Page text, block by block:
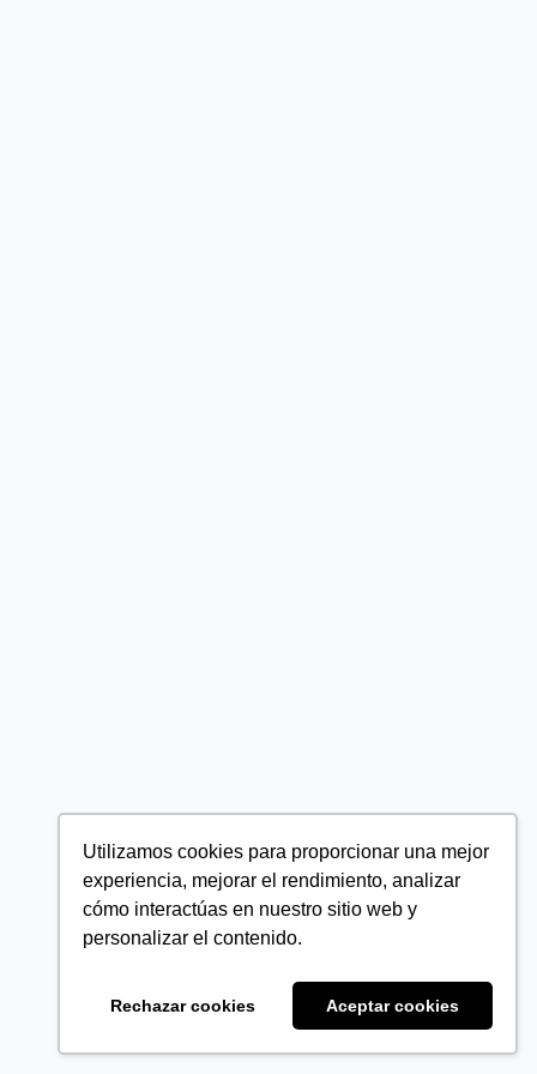
Utilizamos cookies para proporcionar una mejor
experiencia, mejorar el rendimiento, analizar
cómo interactúas en nuestro sitio web y
personalizar el contenido.
Rechazar cookies Aceptar cookies